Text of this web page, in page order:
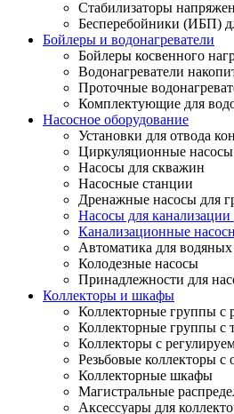
Стабилизаторы
Бесперебойники (ИБП)
Бойлеры и водонагреватели
Бойлеры косвенного
Водонагреватели
Проточные
Комплектующие для
Насосное оборудование
Установки для отвода
Циркуляционные насосы
Насосы для скважин
Насосные станции
Дренажные насосы для
Насосы для
Канализационные
Автоматика для водяных
Колодезные насосы
Принадлежности для
Коллекторы и шкафы
Коллекторные группы с
Коллекторные группы с
Коллекторы с
Резьбовые коллекторы
Коллекторные шкафы
Магистральные
Аксессуары для